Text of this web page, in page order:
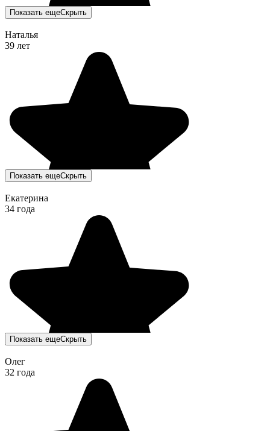
Показать ещеСкрыть
Наталья
39 лет
Показать ещеСкрыть
Екатерина
34 года
Показать ещеСкрыть
Олег
32 года